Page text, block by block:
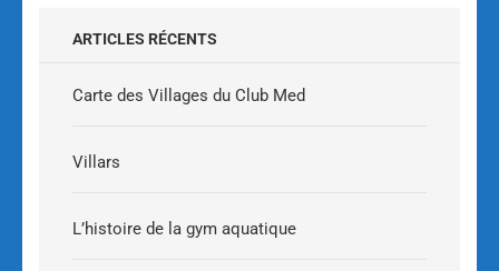
ARTICLES RÉCENTS
Carte des Villages du Club Med
Villars
L’histoire de la gym aquatique